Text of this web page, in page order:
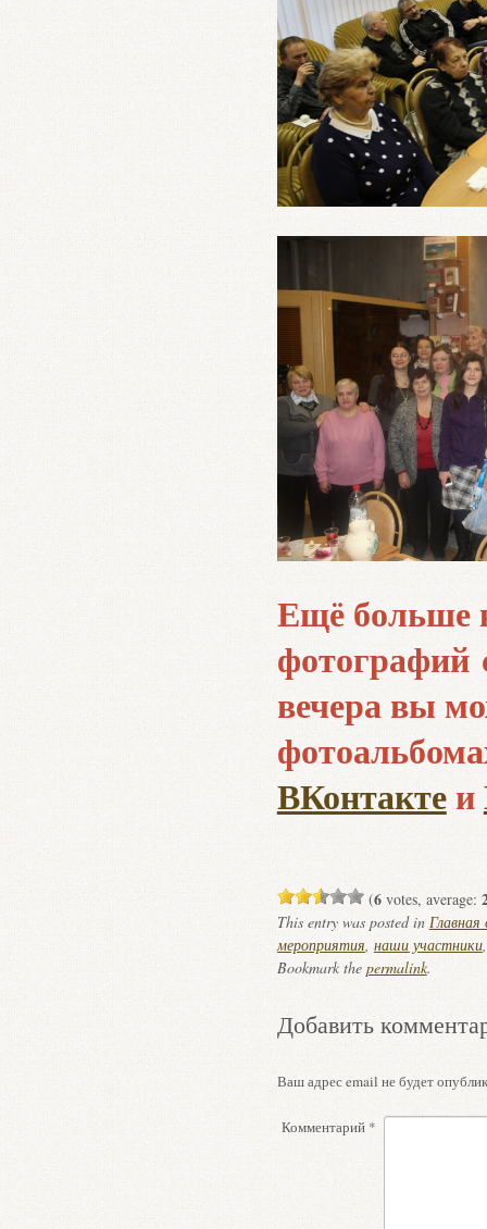
Ещё больше
фотографий
вечера вы
ВКонтактеи
(6votes, average:
This entry was posted in
мероприятия наши участники
Bookmark the permalink.
Добавить
Ваш адрес email не будет
Комментарий *